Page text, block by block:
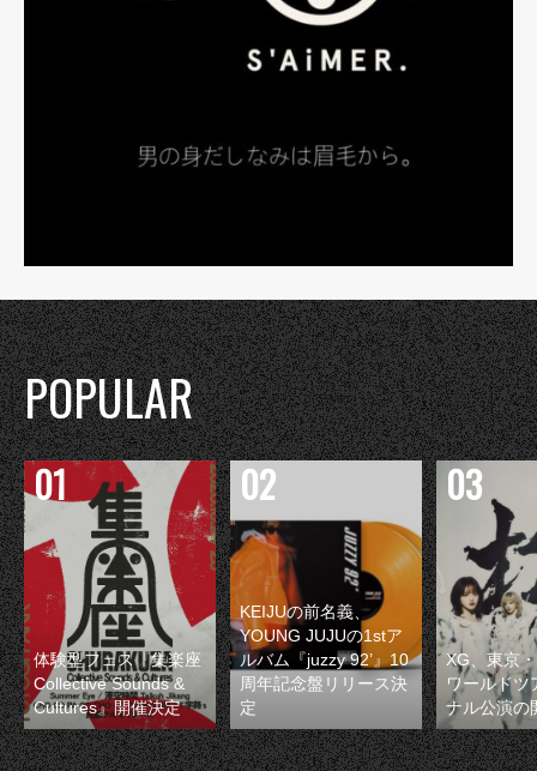
POPULAR
体験型フェス『集楽座
Collective Sounds &
Cultures』開催決定
KEIJUの前名義、
YOUNG JUJUの1stア
ルバム『juzzy 92’』10
周年記念盤リリース決
定
XG、東京
ワールドツ
ナル公演の